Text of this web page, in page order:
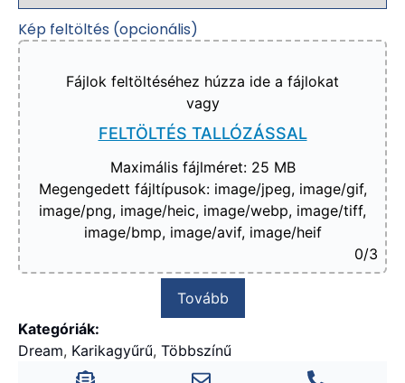
Kép feltöltés (opcionális)
Fájlok feltöltéséhez húzza ide a fájlokat
vagy
FELTÖLTÉS TALLÓZÁSSAL
Maximális fájlméret: 25 MB
Megengedett fájltípusok: image/jpeg, image/gif,
image/png, image/heic, image/webp, image/tiff,
image/bmp, image/avif, image/heif
0/3
Tovább
Kategóriák:
Dream, Karikagyűrű, Többszínű